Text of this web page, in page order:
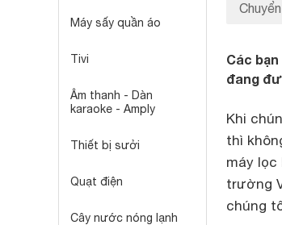
Máy sấy quần áo
Tivi
Âm thanh - Dàn
karaoke - Amply
Thiết bị sưởi
Quạt điện
Cây nước nóng lạnh
Các
đang
Khi
thì
máy lọc
trường
chúng